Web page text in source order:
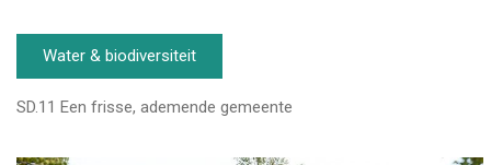
Water & biodiversiteit
SD.11 Een frisse, ademende gemeente